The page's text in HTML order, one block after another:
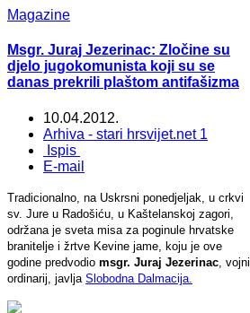
Magazine
Msgr. Juraj Jezerinac: Zločine su
djelo jugokomunista koji su se
danas prekrili plaštom antifašizma
10.04.2012.
Arhiva - stari hrsvijet.net 1
Ispis
E-mail
Tradicionalno, na Uskrsni ponedjeljak, u crkvi
sv. Jure u Radošiću, u Kaštelanskoj zagori,
održana je sveta misa za poginule hrvatske
branitelje i žrtve Kevine jame, koju je ove
godine predvodio msgr. Juraj Jezerinac , vojni
ordinarij, javlja Slobodna Dalmacija.